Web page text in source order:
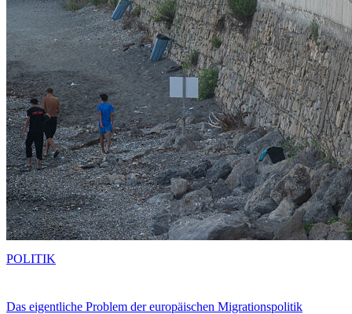
Das eigentliche Problem der europäischen Migrationspolitik
POLITIK